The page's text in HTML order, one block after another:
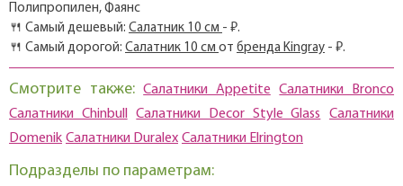
Полипропилен, Фаянс
🍴 Самый дешевый: Салатник 10 см - ₽.
🍴 Самый дорогой: Салатник 10 см от бренда Kingray - ₽.
Смотрите также:Салатники Appetite
Салатники Bronco
Салатники Chinbull
Салатники Decor Style Glass
Салатники
Domenik Салатники Duralex Салатники Elrington
Подразделы по параметрам: